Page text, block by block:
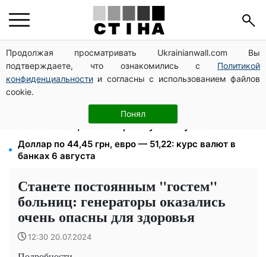
Продолжая просматривать Ukrainianwall.com Вы
подтверждаете, что ознакомились с Политикой
конфиденциальности и согласны с использованием файлов
cookie.
Понял
Мост Метро частично перекроют 7-10 августа:
водителям Киева советуют планировать объезд
1500 списанных, 500 уехали сразу: обыски в
Мукачевском ТЦК и ВВК
Студенты-заочники и вечерники теряют отсрочку
от мобилизации: кого призовут в августе
Доллар по 44,45 грн, евро — 51,22: курс валют в
банках 6 августа
Станете постоянным "гостем"
больниц: генераторы оказались
очень опасны для здоровья
12:30 20.07.2024